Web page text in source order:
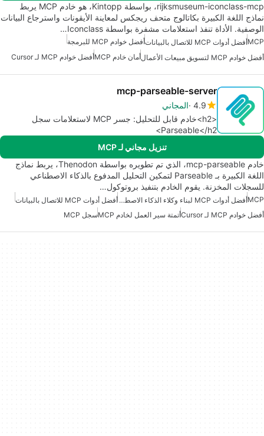
rijksmuseum-iconclass-mcp، بواسطة Kintopp، هو خادم MCP يربط
نماذج اللغة الكبيرة بكاتالوج متحف ريجكس لمعاينة الأيقونات واسترجاع البيانات
الوصفية. الأداة تنفذ استعلامات مشفرة بواسطة Iconclass…
MCPأفضل أدوات MCP للاتصال بالبيانات
أفضل خوادم MCP للبرمجة
أفضل خوادم MCP لتسويق مبيعات الأعمال
أمان خادم MCP أفضل خوادم MCP لـ Cursor
mcp-parseable-server
4.9 المجاني
<h2>خادم قابل للتحليل: جسر MCP لاستعلامات سجل
Parseable</h2>
تنزيل مجاني لـ MCP
خادم mcp-parseable، الذي تم تطويره بواسطة Thenodon، يربط نماذج
اللغة الكبيرة بـ Parseable لتمكين التحليل المدفوع بالذكاء الاصطناعي
للسجلات المخزنة. يقوم الخادم بتنفيذ بروتوكول…
MCP أفضل أدوات MCP لبناء وكلاء الذكاء الاصطناعي أفضل أدوات MCP للاتصال بالبيانات
أفضل خوادم MCP لـ Cursor
أتمتة سير العمل لخادم MCP سجل MCP